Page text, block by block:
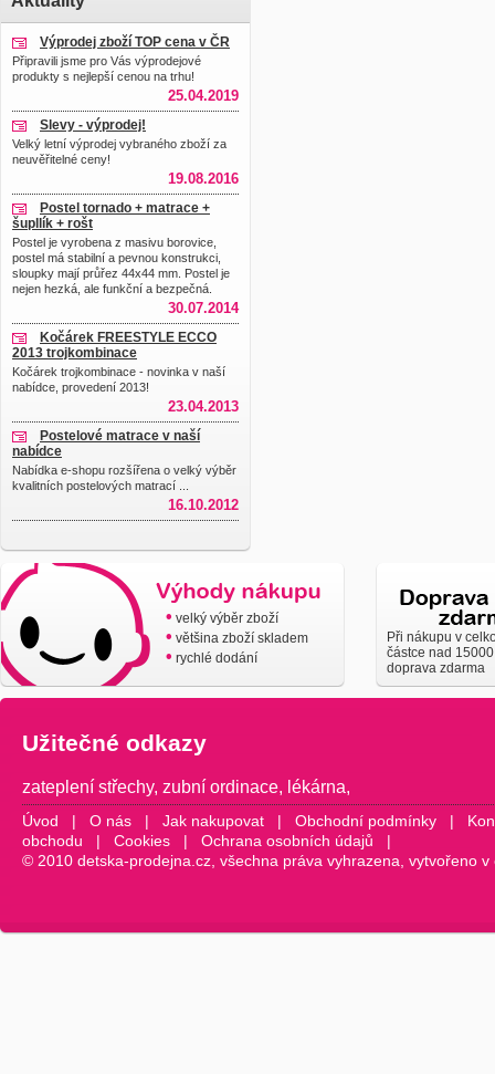
Výprodej zboží TOP cena v ČR
Připravili jsme pro Vás výprodejové
produkty s nejlepší cenou na trhu!
25.04.2019
Slevy - výprodej!
Velký letní výprodej vybraného zboží za
neuvěřitelné ceny!
19.08.2016
Postel tornado + matrace +
šupllík + rošt
Postel je vyrobena z masivu borovice,
postel má stabilní a pevnou konstrukci,
sloupky mají průřez 44x44 mm. Postel je
nejen hezká, ale funkční a bezpečná.
30.07.2014
Kočárek FREESTYLE ECCO
2013 trojkombinace
Kočárek trojkombinace - novinka v naší
nabídce, provedení 2013!
23.04.2013
Postelové matrace v naší
nabídce
Nabídka e-shopu rozšířena o velký výběr
kvalitních postelových matrací ...
16.10.2012
• velký výběr zboží
• většina zboží skladem
• rychlé dodání
Při nákupu v
částce nad
doprava zdarma
Užitečné odkazy
zateplení střechy, zubní ordinace, lékárna,
Úvod | O nás | Jak nakupovat | Obchodní podmínky |
obchodu | Cookies | Ochrana osobních údajů |
© 2010 detska-prodejna.cz, všechna práva vyhrazena, vytvořeno v